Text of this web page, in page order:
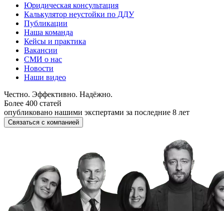
Юридическая консультация
Калькулятор неустойки по ДДУ
Публикации
Наша команда
Кейсы и практика
Вакансии
СМИ о нас
Новости
Наши видео
Честно. Эффективно. Надёжно.
Более 400 статей
опубликовано нашими экспертами за последние 8 лет
Связаться с компанией